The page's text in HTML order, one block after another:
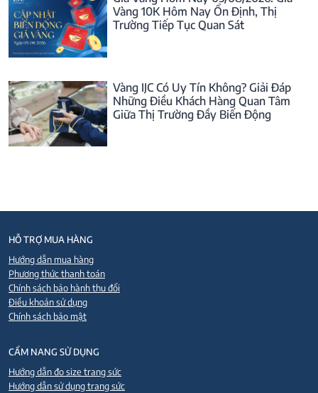
Vàng 10K Hôm Nay Ổn Định, Thị
Trường Tiếp Tục Quan Sát
Vàng IJC Có Uy Tín Không? Giải Đáp
Những Điều Khách Hàng Quan Tâm
Giữa Thị Trường Đầy Biến Động
HỖ TRỢ MUA HÀNG
Hướng dẫn mua hàng
Phương thức thanh toán
Chính sách bảo hành thu đổi
Điều khoản sử dụng
Chính sách bảo mật
CẨM NANG SỬ DỤNG
Hướng dẫn đo size trang sức
Hướng dẫn sử dụng trang sức